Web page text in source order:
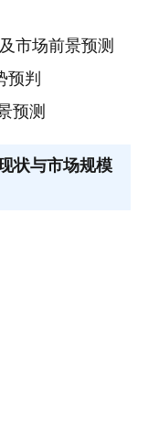
市场前景预测
预判
预测
状与市场规模